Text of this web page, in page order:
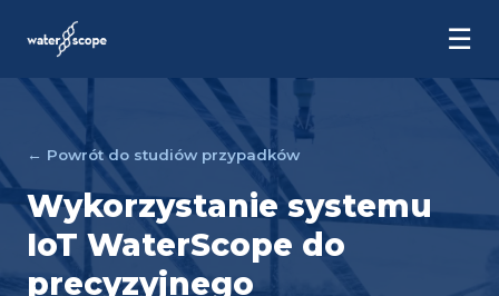
☰
← Powrót do studiów przypadków
Wykorzystanie systemu
IoT WaterScope do
precyzyjnego